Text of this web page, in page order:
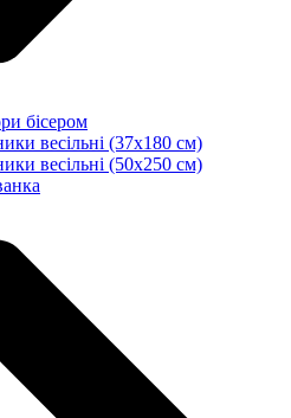
бісером
весільні (37х180 см)
весільні (50х250 см)